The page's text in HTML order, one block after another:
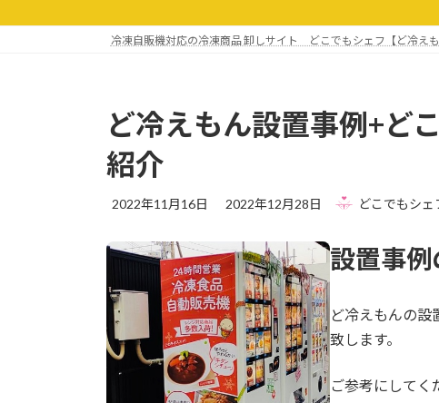
プ
動
冷凍自販機対応の冷凍商品 卸しサイト どこでもシェフ【ど冷えも
ど冷えもん設置事例+ど
紹介
2022年11月16日
最
新
日
時
:
2022年12月28日 どこでもシェ
設置事例
ど冷えもんの設
致します。
ご参考にしてく